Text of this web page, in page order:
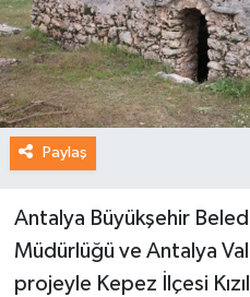
Paylaş
Antalya Büyükşehir
Müdürlüğü ve Antalya
projeyle Kepez İlçesi